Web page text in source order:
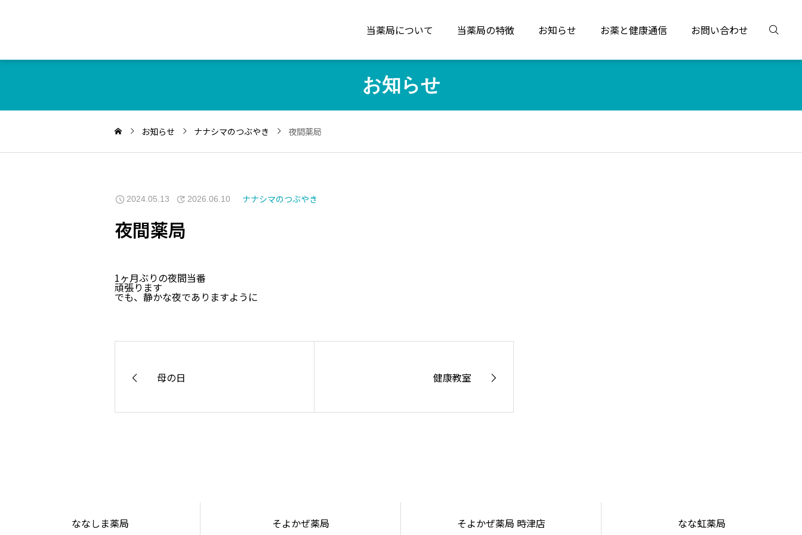
当薬局について 当薬局の特徴 お知らせ お薬と健康通信 お問い合わせ
お知らせ
お知らせ ナナシマのつぶやき 夜間薬局
2024.05.13 2026.06.10 ナナシマのつぶやき
夜間薬局
1ヶ月ぶりの夜間当番
頑張ります
でも、静かな夜でありますように
母の日 健康教室
ななしま薬局 そよかぜ薬局 そよかぜ薬局 時津店 なな虹薬局